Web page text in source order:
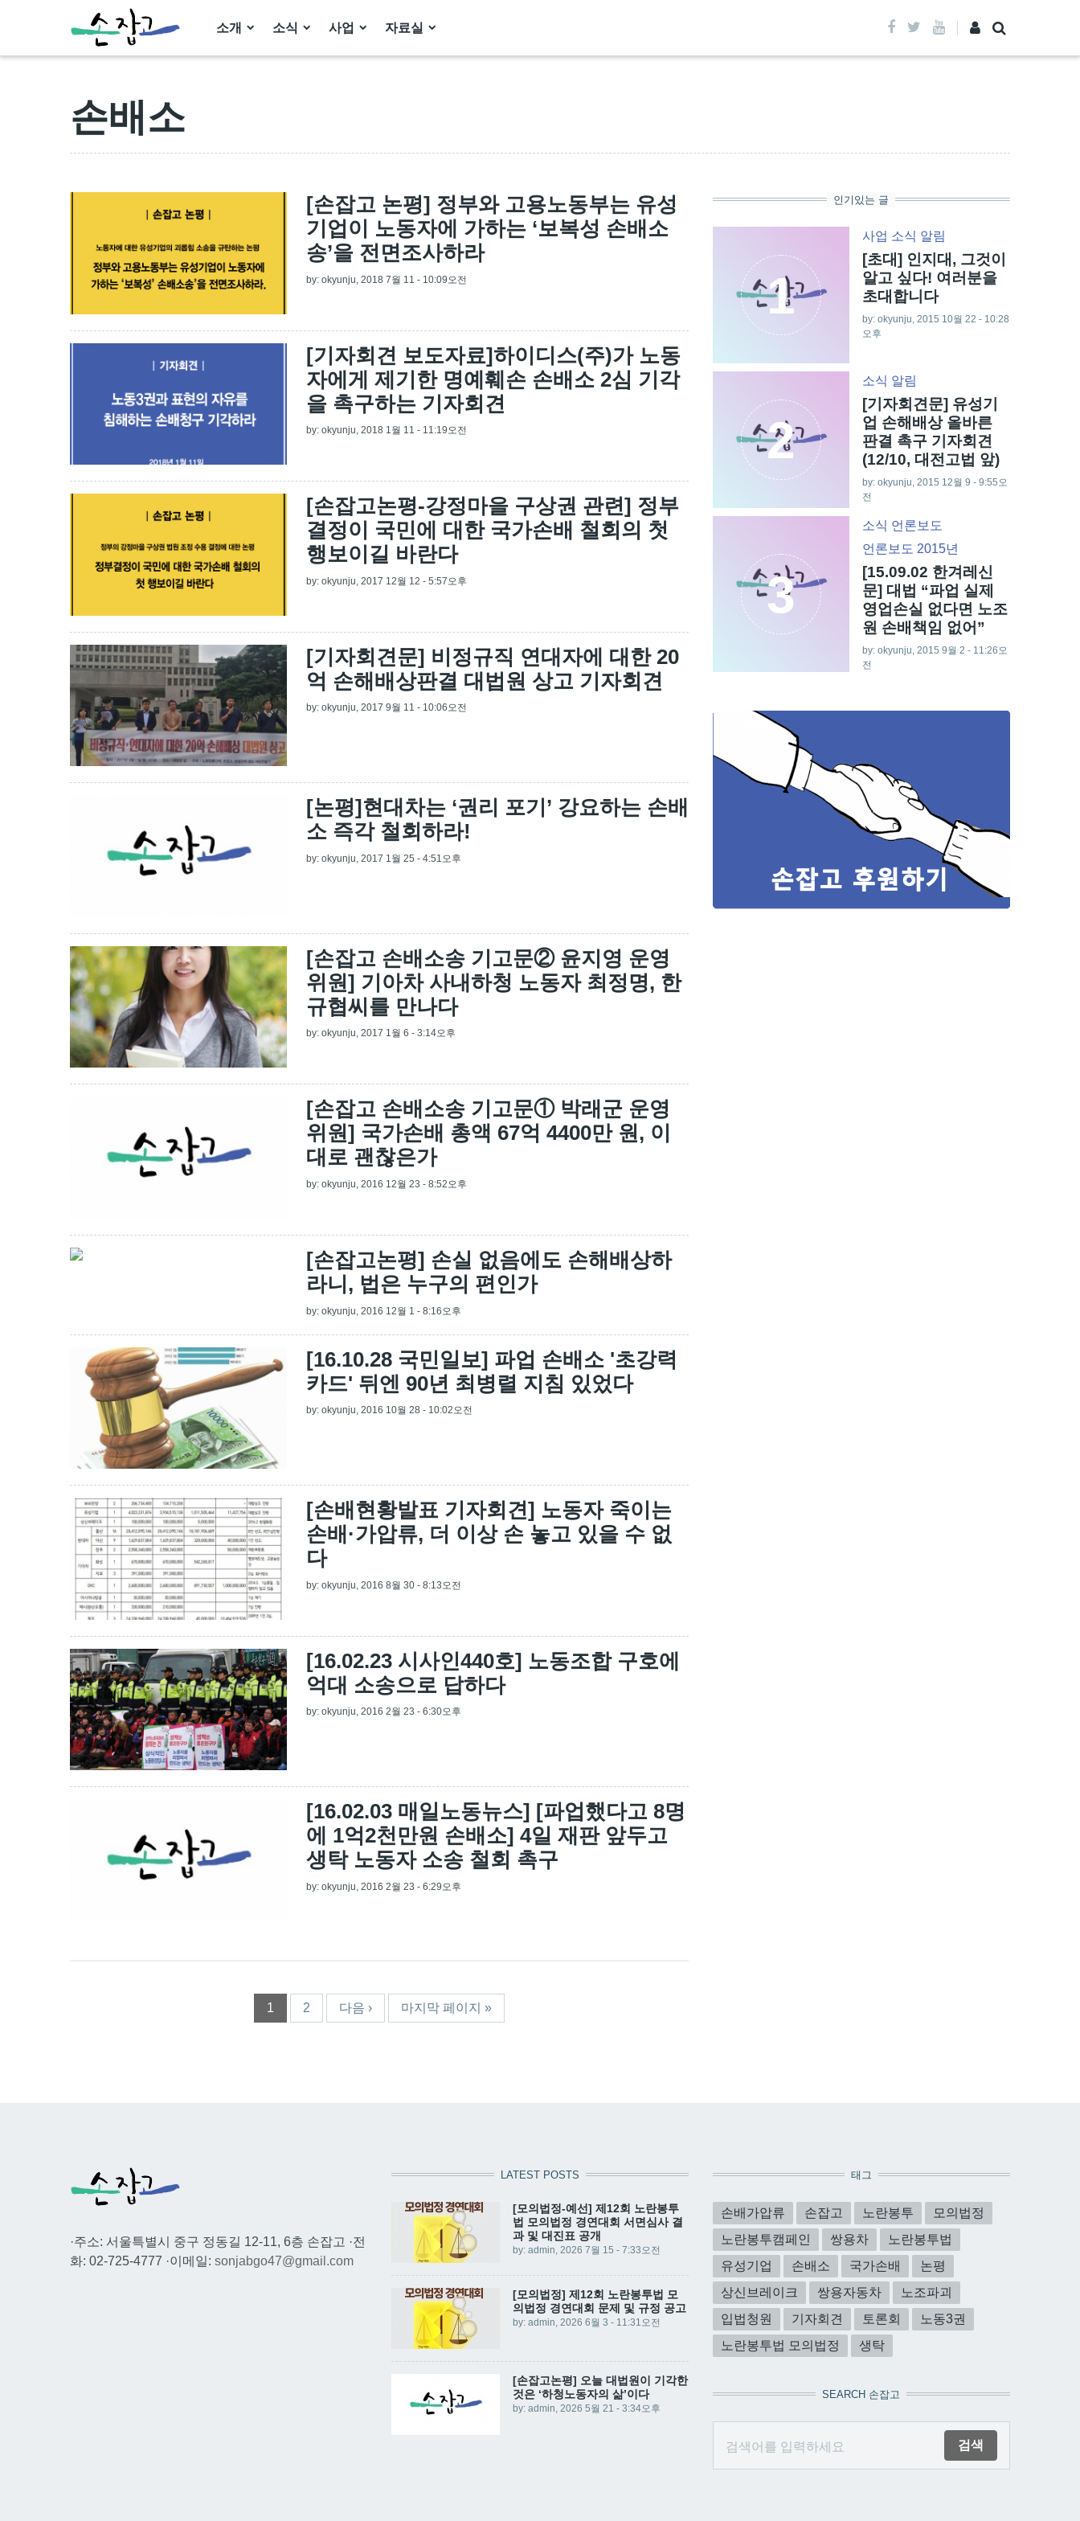
소개 소식 사업 자료실
손배소
[손잡고 논평] 정부와 고용노동부는 유성
기업이 노동자에 가하는 ‘보복성 손배소
송’을 전면조사하라
by: okyunju , 2018 7월 11 - 10:09오전
[기자회견 보도자료]하이디스(주)가 노동
자에게 제기한 명예훼손 손배소 2심 기각
을 촉구하는 기자회견
by: okyunju, 2018 1월 11 - 11:19오전
[손잡고논평-강정마을 구상권 관련] 정부
결정이 국민에 대한 국가손배 철회의 첫
행보이길 바란다
by: okyunju , 2017 12월 12 - 5:57오후
[기자회견문] 비정규직 연대자에 대한 20
억 손해배상판결 대법원 상고 기자회견
by: okyunju, 2017 9월 11 - 10:06오전
[논평]현대차는 ‘권리 포기’ 강요하는 손배
소 즉각 철회하라!
by: okyunju, 2017 1월 25 - 4:51오후
[손잡고 손배소송 기고문② 윤지영 운영
위원] 기아차 사내하청 노동자 최정명, 한
규협씨를 만나다
by: okyunju, 2017 1월 6 - 3:14오후
[손잡고 손배소송 기고문① 박래군 운영
위원] 국가손배 총액 67억 4400만 원, 이
대로 괜찮은가
by: okyunju, 2016 12월 23 - 8:52오후
[손잡고논평] 손실 없음에도 손해배상하
라니, 법은 누구의 편인가
by: okyunju , 2016 12월 1 - 8:16오후
[16.10.28 국민일보] 파업 손배소 '초강력
카드' 뒤엔 90년 최병렬 지침 있었다
by: okyunju, 2016 10월 28 - 10:02오전
[손배현황발표 기자회견] 노동자 죽이는
손배·가압류, 더 이상 손 놓고 있을 수 없
다
by: okyunju, 2016 8월 30 - 8:13오전
[16.02.23 시사인440호] 노동조합 구호에
억대 소송으로 답하다
by: okyunju, 2016 2월 23 - 6:30오후
[16.02.03 매일노동뉴스] [파업했다고 8명
에 1억2천만원 손배소] 4일 재판 앞두고
생탁 노동자 소송 철회 촉구
by: okyunju, 2016 2월 23 - 6:29오후
1 2 다음 › 마지막 페이지 »
인기있는 글
1
사업 소식 알림
[초대] 인지대, 그것이
알고 싶다! 여러분을
초대합니다
by: okyunju, 2015 10월 22 - 10:28
오후
2
소식 알림
[기자회견문] 유성기
업 손해배상 올바른
판결 촉구 기자회견
(12/10, 대전고법 앞)
by: okyunju, 2015 12월 9 - 9:55오
전
3
소식 언론보도
언론보도 2015년
[15.09.02 한겨레신
문] 대법 “파업 실제
영업손실 없다면 노조
원 손배책임 없어”
by: okyunju, 2015 9월 2 - 11:26오
전
·주소: 서울특별시 중구 정동길 12-11, 6층 손잡고 ·전
화: 02-725-4777 ·이메일: sonjabgo47@gmail.com
LATEST POSTS
[모의법정-예선] 제12회 노란봉투
법 모의법정 경연대회 서면심사 결
과 및 대진표 공개
by: admin, 2026 7월 15 - 7:33오전
[모의법정] 제12회 노란봉투법 모
의법정 경연대회 문제 및 규정 공고
by: admin, 2026 6월 3 - 11:31오전
[손잡고논평] 오늘 대법원이 기각한
것은 ‘하청노동자의 삶’이다
by: admin, 2026 5월 21 - 3:34오후
태그
손배가압류 손잡고 노란봉투
모의법정
노란봉투캠페인
쌍용차
노란봉투법
유성기업
손배소 국가손배
논평
상신브레이크
쌍용자동차
노조파괴
입법청원
기자회견 토론회
노동3권
노란봉투법 모의법정
생탁
SEARCH 손잡고